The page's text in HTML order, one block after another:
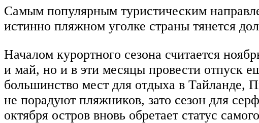
Самым популярным туристическим
истинно пляжном уголке страны тянется
Началом курортного сезона считается
и май, но и в эти месяцы провести отпуск
большинство мест для отдыха в Тайланде,
не порадуют пляжников, зато сезон для
октября остров вновь обретает статус